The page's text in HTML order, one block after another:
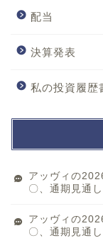
配当
決算発表
私の投資履歴
アッヴィの
〇、通期見通
アッヴィの
〇、通期見通